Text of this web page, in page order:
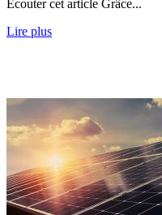
Écouter cet article Grâce...
Lire plus